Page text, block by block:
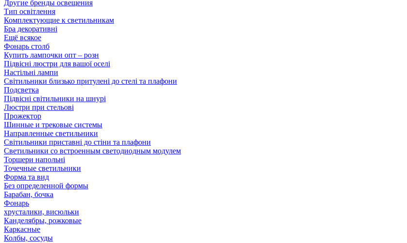
Другие бренды освещения
Тип освітлення
Комплектующие к светильникам
Бра декоративні
Ещё всякое
Фонарь столб
Купить лампочки опт – розн
Підвісні люстри для вашої оселі
Настільні лампи
Світильники близько притулені до стелі та плафони
Подсветка
Підвісні світильники на шнурі
Люстри при стельові
Прожектор
Шинные и трековые системы
Направленные светильники
Світильники приставні до стіни та плафони
Светильники со встроенным светодиодным модулем
Торшери напольні
Точечные светильники
Форма та вид
Без определенной формы
Барабан, бочка
Фонарь
хрусталики, висюльки
Канделябры, рожковые
Каркасные
Колбы, сосуды